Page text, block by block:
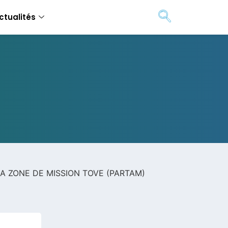
ZONE DE MISSION TOVE (PARTAM)